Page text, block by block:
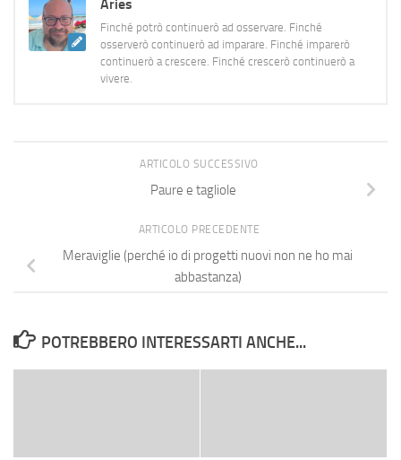
Aries
Finché potrò continuerò ad osservare. Finché
osserverò continuerò ad imparare. Finché imparerò
continuerò a crescere. Finché crescerò continuerò a
vivere.
ARTICOLO SUCCESSIVO
Paure e tagliole
ARTICOLO PRECEDENTE
Meraviglie (perché io di progetti nuovi non ne ho mai
abbastanza)
POTREBBERO INTERESSARTI ANCHE...